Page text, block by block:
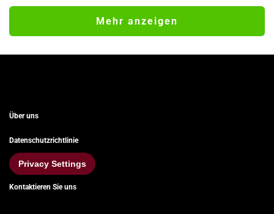
Mehr anzeigen
Über uns
Datenschutzrichtlinie
Privacy Settings
Kontaktieren Sie uns